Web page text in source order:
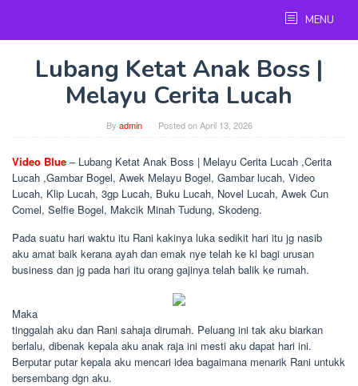
content
MENU
Lubang Ketat Anak Boss |
Melayu Cerita Lucah
By admin Posted onApril 13, 2026
Video Blue – Lubang Ketat Anak Boss | Melayu Cerita Lucah ,Cerita
Lucah ,Gambar Bogel, Awek Melayu Bogel, Gambar lucah, Video
Lucah, Klip Lucah, 3gp Lucah, Buku Lucah, Novel Lucah, Awek Cun
Comel, Selfie Bogel, Makcik Minah Tudung, Skodeng.
Pada suatu hari waktu itu Rani kakinya luka sedikit hari itu jg nasib
aku amat baik kerana ayah dan emak nye telah ke kl bagi urusan
business dan jg pada hari itu orang gajinya telah balik ke rumah.
Maka
tinggalah aku dan Rani sahaja dirumah. Peluang ini tak aku biarkan
berlalu, dibenak kepala aku anak raja ini mesti aku dapat hari ini.
Berputar putar kepala aku mencari idea bagaimana menarik Rani untukk
bersembang dgn aku.